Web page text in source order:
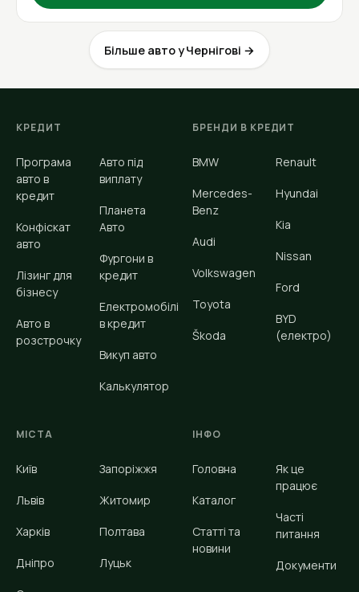
Більше авто у Чернігові →
КРЕДИТ
Програма
авто в
кредит
Конфіскат
авто
Лізинг для
бізнесу
Авто в
розстрочку
Авто під
виплату
Планета
Авто
Фургони в
кредит
Електромобілі
в кредит
Викуп авто
Калькулятор
БРЕНДИ В КРЕДИТ
BMW
Mercedes-
Benz
Audi
Volkswagen
Toyota
Škoda
Renault
Hyundai
Kia
Nissan
Ford
BYD
(електро)
МІСТА
Київ
Львів
Харків
Дніпро
Запоріжжя
Житомир
Полтава
Луцьк
ІНФО
Головна
Каталог
Статті та
новини
Як це
працює
Часті
питання
Документи